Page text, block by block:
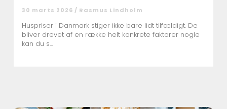
30 marts 2026 / Rasmus Lindholm
Huspriser i Danmark stiger ikke bare lidt tilfældigt. De
bliver drevet af en række helt konkrete faktorer nogle
kan du s...